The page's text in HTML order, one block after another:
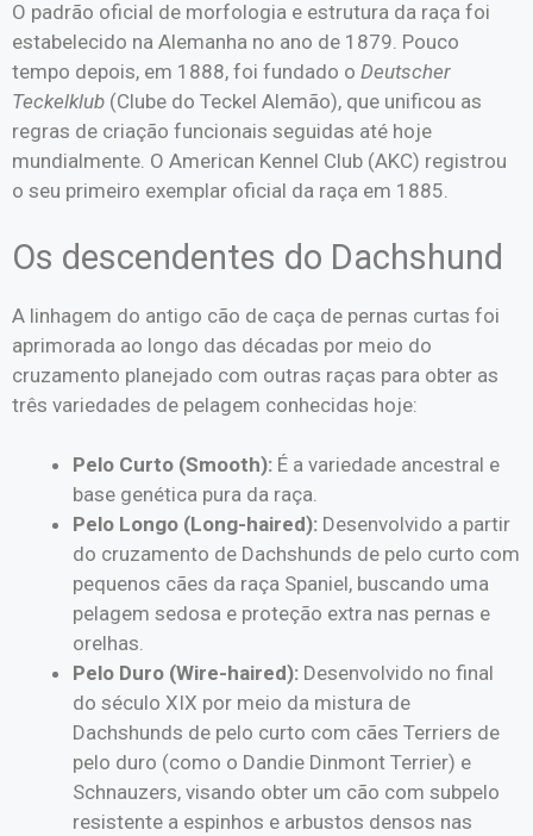
O padrão oficial de morfologia e estrutura da raça foi
estabelecido na Alemanha no ano de 1879. Pouco
tempo depois, em 1888, foi fundado o Deutscher
Teckelklub (Clube do Teckel Alemão), que unificou as
regras de criação funcionais seguidas até hoje
mundialmente. O American Kennel Club (AKC) registrou
o seu primeiro exemplar oficial da raça em 1885.
Os descendentes do Dachshund
A linhagem do antigo cão de caça de pernas curtas foi
aprimorada ao longo das décadas por meio do
cruzamento planejado com outras raças para obter as
três variedades de pelagem conhecidas hoje:
Pelo Curto (Smooth): É a variedade ancestral e
base genética pura da raça.
Pelo Longo (Long-haired): Desenvolvido a partir
do cruzamento de Dachshunds de pelo curto com
pequenos cães da raça Spaniel, buscando uma
pelagem sedosa e proteção extra nas pernas e
orelhas.
Pelo Duro (Wire-haired): Desenvolvido no final
do século XIX por meio da mistura de
Dachshunds de pelo curto com cães Terriers de
pelo duro (como o Dandie Dinmont Terrier) e
Schnauzers, visando obter um cão com subpelo
resistente a espinhos e arbustos densos nas